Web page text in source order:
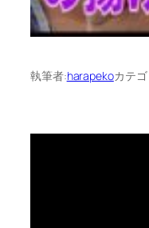
執筆者:harapekoカテ